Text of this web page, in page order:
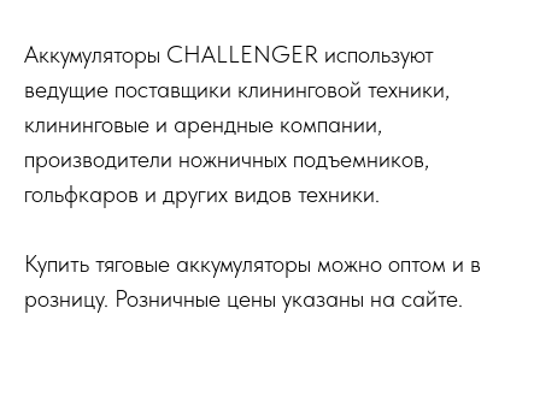
Аккумуляторы CHALLENGER используют
ведущие поставщики клининговой техники,
клининговые и арендные компании,
производители ножничных подъемников,
гольфкаров и других видов техники.
Купить тяговые аккумуляторы можно оптом и в
розницу. Розничные цены указаны на сайте.